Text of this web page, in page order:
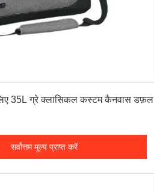
लिए 35L ग्रे क्लासिकल कस्टम कैनवास डफ़ल
सर्वोत्तम मूल्य प्राप्त करें